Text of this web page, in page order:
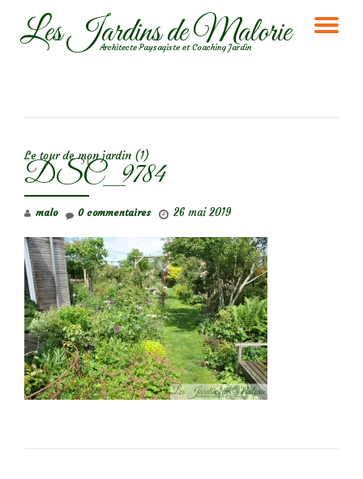
AllerLes Jardins de Malorie
Architecte Paysagiste et Coaching Jardin
Le tour de mon jardin (1)
DSC_9784
malo 26 mai 2019
0 commentaires